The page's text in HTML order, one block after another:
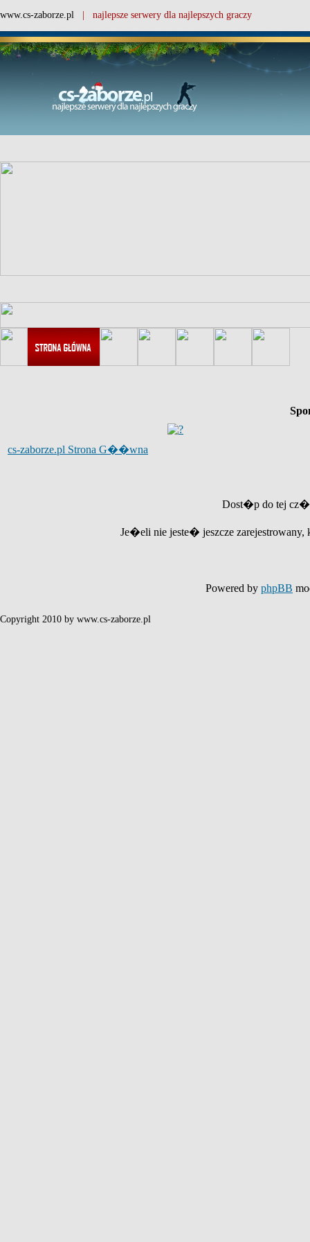
www.cs-zaborze.pl | najlepsze serwery dla najlepszych graczy
cs-zaborze.pl Strona G��wna
Dost�p do tej
Je�eli nie jeste� jeszcze
Powered by phpBB
Copyright 2010 by www.cs-zaborze.pl